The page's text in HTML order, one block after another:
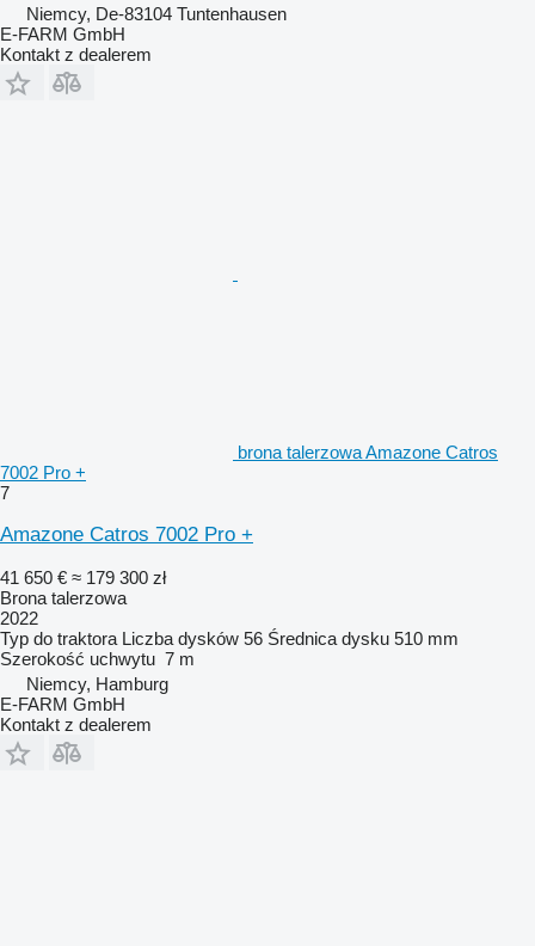
Niemcy, De-83104 Tuntenhausen
E-FARM GmbH
Kontakt z dealerem
brona talerzowa Amazone Catros
7002 Pro +
7
Amazone Catros 7002 Pro +
41 650 € ≈ 179 300 zł
Brona talerzowa
2022
Typ do traktora Liczba dysków 56 Średnica dysku 510 mm
Szerokość uchwytu 7 m
Niemcy, Hamburg
E-FARM GmbH
Kontakt z dealerem